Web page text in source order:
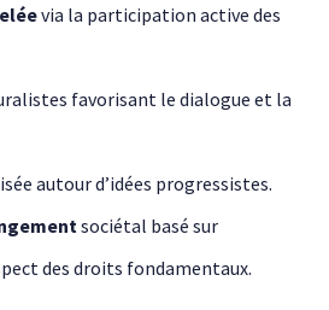
via la participation active des
favorisant le dialogue et la
autour d’idées progressistes.
sociétal basé sur
des droits fondamentaux.